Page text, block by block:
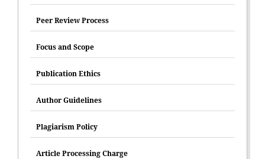
Peer Review Process
Focus and Scope
Publication Ethics
Author Guidelines
Plagiarism Policy
Article Processing Charge